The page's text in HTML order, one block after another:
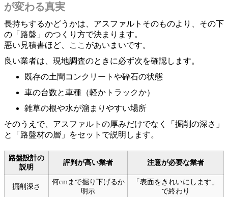
が変わる真実
長持ちするかどうかは、アスファルトそのものより、その下
の「路盤」のつくり方で決まります。
悪い見積書ほど、ここがあいまいです。
良い業者は、現地調査のときに必ず次を確認します。
既存の土間コンクリートや砕石の状態
車の台数と車種（軽かトラックか）
雑草の根や水が溜まりやすい場所
そのうえで、アスファルトの厚みだけでなく「掘削の深さ」
と「路盤材の層」をセットで説明します。
路盤設計の
説明
評判が高い業者 注意が必要な業者
掘削深さ
何cmまで掘り下げるか
明示
「表面をきれいにします」
で終わり